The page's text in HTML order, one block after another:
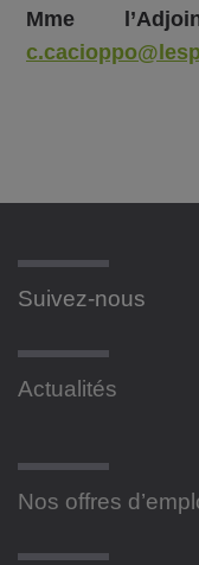
Mme
Suivez-nous
Actualités
Nos offres